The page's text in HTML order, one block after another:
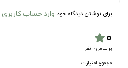
برای نوشتن دیدگاه خود وارد حساب کاربری
۰star
براساس 0 نفر
مجموع امتیازات